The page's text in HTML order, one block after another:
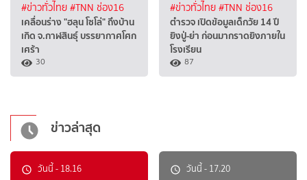
#ข่าวทั่วไทย#TNN ช่อง16
เคลื่อนร่าง "ฮลุน โซโล่" ถึงบ้าน
เกิด จ.กาฬสินธุ์ บรรยากาศโศก
เศร้า
30
#ข่าวทั่วไทย#TNN ช่อง16
ตำรวจ เปิดข้อมูลเด็กวัย 14 ปี
ยิงปู่-ย่า ก่อนมากราดยิงภายใน
โรงเรียน
87
ข่าวล่าสุด
วันนี้ - 18.16 วันนี้ - 17.20